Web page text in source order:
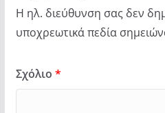
Η ηλ. διεύθυνση σας δεν
υποχρεωτικά πεδία
Σχόλιο *